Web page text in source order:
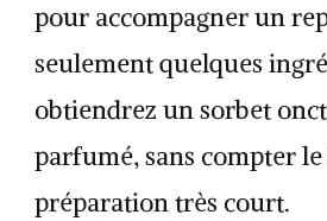
pour accompagner un
seulement quelques
obtiendrez un sorbet
parfumé, sans compter
préparation très court.